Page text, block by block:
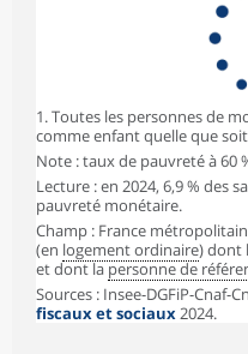
1. Toutes les personnes de
comme enfant quelle que
Note : taux de pauvreté à 60
Lecture : en 2024, 6,9 % des
pauvreté monétaire.
Champ : France
(en logement ordinaire) dont
et dont lapersonne de
Sources : Insee-DGFiP-Cnaf-
fiscaux et sociaux2024.